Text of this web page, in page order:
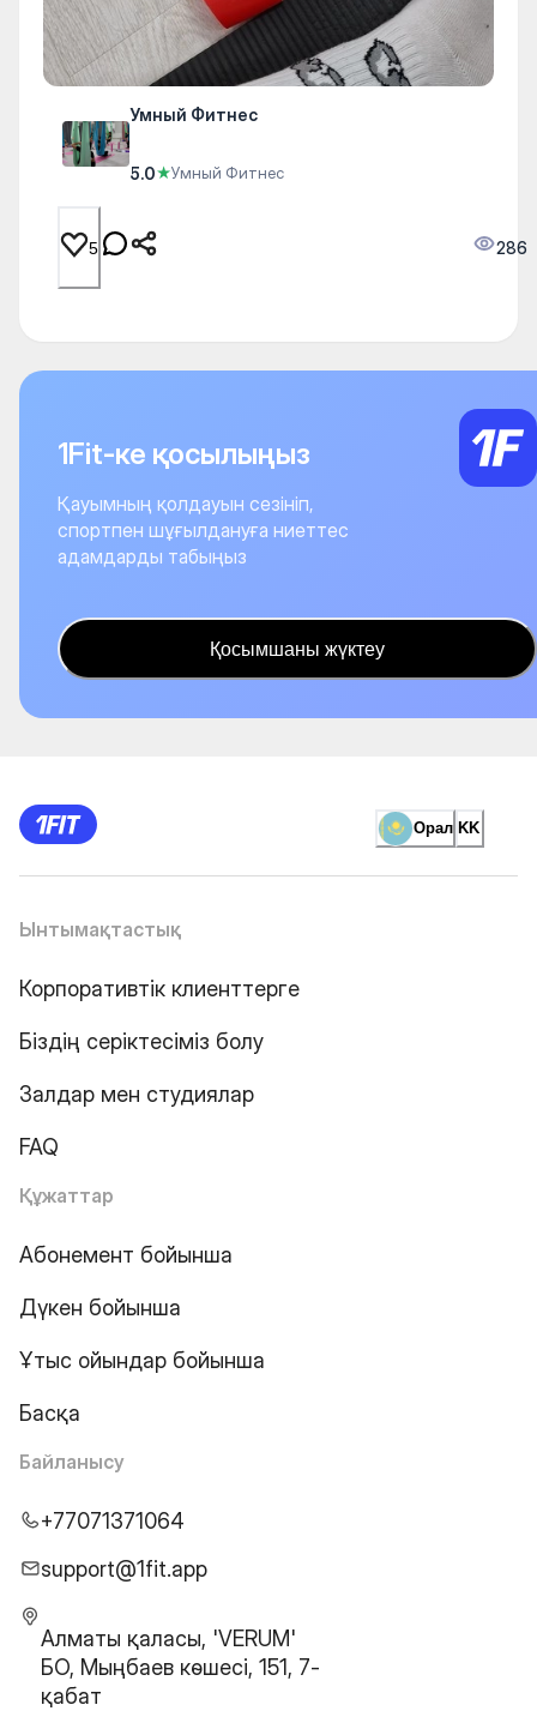
Умный Фитнес
5.0★Умный Фитнес
5 286
1Fit-ке қосылыңыз
Қауымның қолдауын сезініп,
спортпен шұғылдануға ниеттес
адамдарды табыңыз
Қосымшаны жүктеу
Орал KK
Ынтымақтастық
Корпоративтік клиенттерге
Біздің серіктесіміз болу
Залдар мен студиялар
FAQ
Құжаттар
Абонемент бойынша
Дүкен бойынша
Ұтыс ойындар бойынша
Басқа
Байланысу
+77071371064
support@1fit.app
Алматы қаласы, 'VERUM'
БО, Мыңбаев көшесі, 151, 7-
қабат